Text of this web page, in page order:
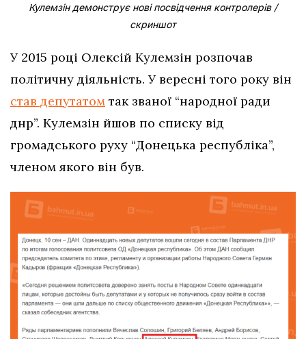
Кулемзін демонструє нові посвідчення контролерів /
скриншот
У 2015 році Олексій Кулемзін розпочав
політичну діяльність. У вересні того року він
став депутатом так званої “народної ради
днр”. Кулемзін йшов по списку від
громадського руху “Донецька республіка”,
членом якого він був.